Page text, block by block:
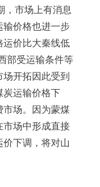
，市场上有消息
价格也进一步
价比大秦线低
部受运输条件等
开拓因此受到
运输价格下
场。因为蒙煤
场中形成直接
下调，将对山